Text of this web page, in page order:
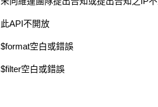
此API不開放
$format空白或錯誤
$filter空白或錯誤